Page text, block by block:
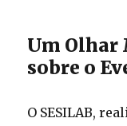
Um Olhar
sobre o
O SESILAB,